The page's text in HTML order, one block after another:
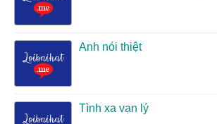
Anh nói thiệt
Tình xa vạn lý